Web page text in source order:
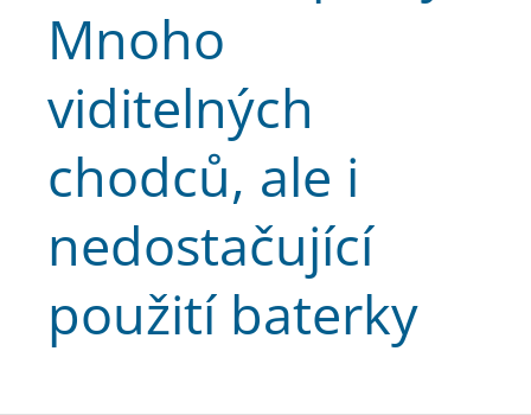
Mnoho
viditelných
chodců, ale i
nedostačující
použití baterky